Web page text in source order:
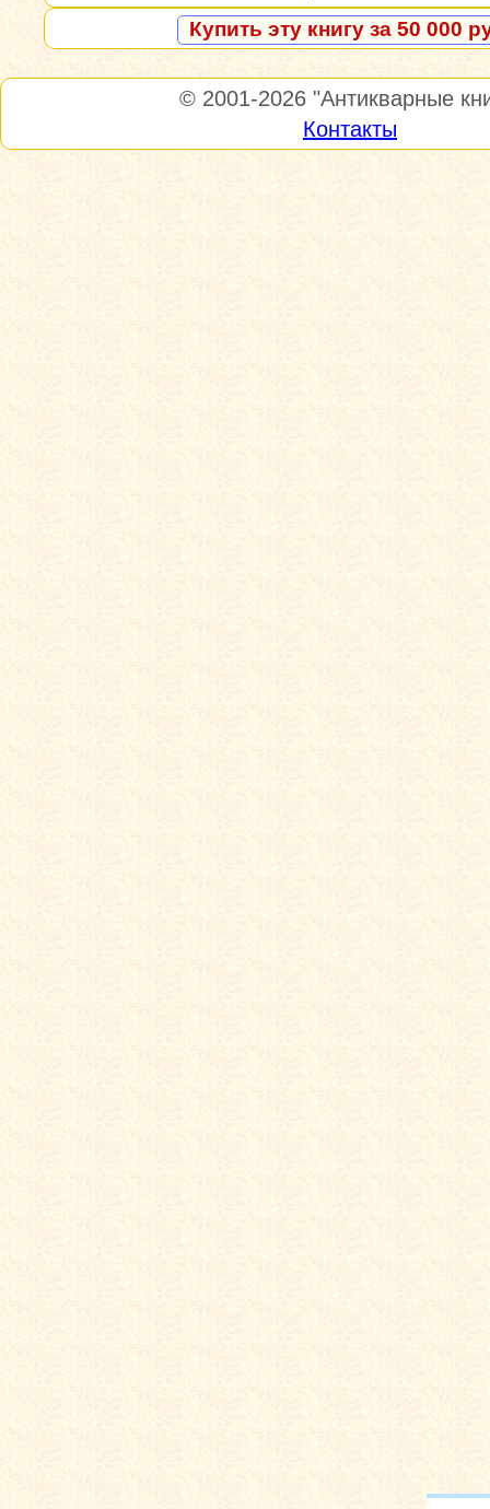
Купить эту книгу за 50 000
© 2001-2026 "Антикварные
Контакты